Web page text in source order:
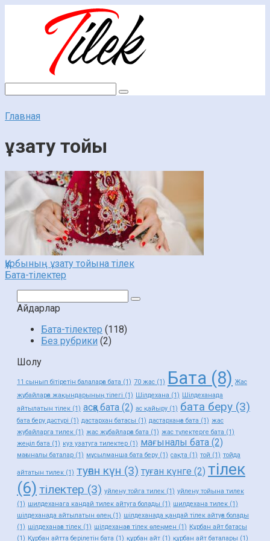
Главная
ұзату тойы
Құрбының ұзату тойына тілек
Бата-тілектер
Айдарлар
Бата-тілектер (118)
Без рубрики (2)
Шолу
11 сынып бітіретін балаларға бата (1) 70 жас (1) Бата (8) Жас
жұбайларға жақындарының тілегі (1) Шілдехана (1) Шілдеханада
айтылатын тілек (1) асқа бата (2) ас қайыру (1) бата беру (3)
бата беру дәстүрі (1) дастархан батасы (1) дастарханға бата (1) жас
жубайларга тилек (1) жас жұбайларға бата (1) жас түлектерге бата (1)
жеңіл бата (1) куз узатуга тилектер (1) мағыналы бата (2)
мағыналы баталар (1) мұсылманша бата беру (1) сақта (1) той (1) тойда
айтатын тилек (1) туған күн (3) туған күнге (2) тілек
(6) тілектер (3) уйлену тойга тилек (1) уйлену тойына тилек
(1) шилдеханага кандай тилек айтуга болады (1) шилдехана тилек (1)
шілдеханада айтылатын өлең (1) шілдеханада қандай тілек айтуға болады
(1) шілдеханаға тілек (1) шілдеханаға тілек өлеңмен (1) Құрбан айт батасы
(1) Құрбан айтта берілетін бата (1) құрбан айт (1) құрбан айт баталары (1)